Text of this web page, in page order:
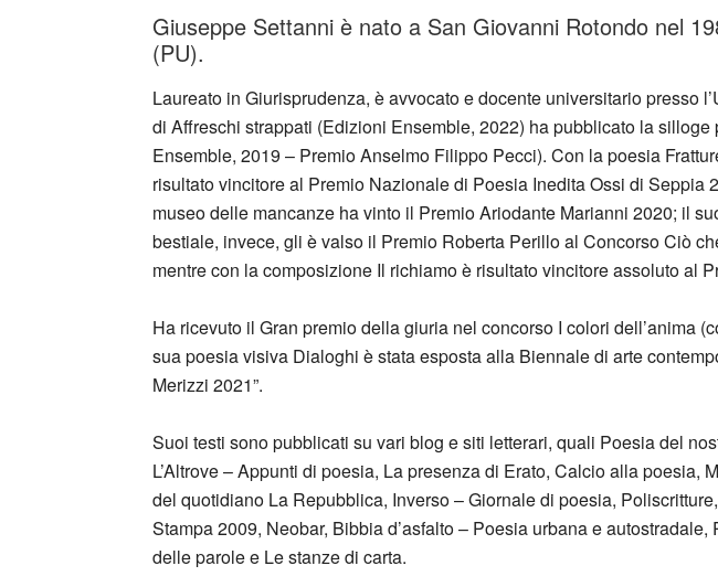
Giuseppe Settanni è nato a San Giovanni Rotondo nel
(PU).
Laureato in Giurisprudenza, è avvocato e docente universitario presso
di Affreschi strappati (Edizioni Ensemble, 2022) ha pubblicato la
Ensemble, 2019 – Premio Anselmo Filippo Pecci). Con la poesia
risultato vincitore al Premio Nazionale di Poesia Inedita Ossi di Seppia
museo delle mancanze ha vinto il Premio Ariodante Marianni 2020; il
bestiale, invece, gli è valso il Premio Roberta Perillo al Concorso Ciò
mentre con la composizione Il richiamo è risultato vincitore assoluto al
Ha ricevuto il Gran premio della giuria nel concorso I colori dell’anima
sua poesia visiva Dialoghi è stata esposta alla Biennale di arte
Merizzi 2021”.
Suoi testi sono pubblicati su vari blog e siti letterari, quali Poesia del
L’Altrove – Appunti di poesia, La presenza di Erato, Calcio alla poesia,
del quotidiano La Repubblica, Inverso – Giornale di poesia,
Stampa 2009, Neobar, Bibbia d’asfalto – Poesia urbana e autostradale,
delle parole e Le stanze di carta.